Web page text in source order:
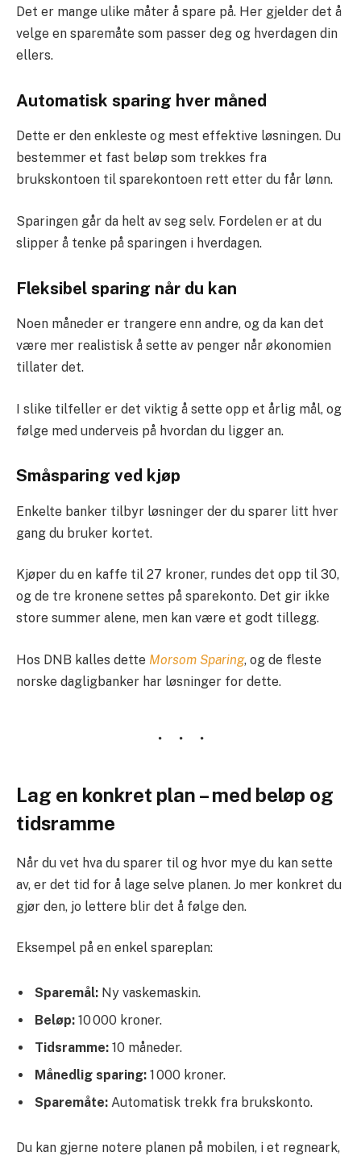
Det er mange ulike måter å spare på. Her gjelder det å
velge en sparemåte som passer deg og hverdagen din
ellers.
Automatisk sparing hver måned
Dette er den enkleste og mest effektive løsningen. Du
bestemmer et fast beløp som trekkes fra
brukskontoen til sparekontoen rett etter du får lønn.
Sparingen går da helt av seg selv. Fordelen er at du
slipper å tenke på sparingen i hverdagen.
Fleksibel sparing når du kan
Noen måneder er trangere enn andre, og da kan det
være mer realistisk å sette av penger når økonomien
tillater det.
I slike tilfeller er det viktig å sette opp et årlig mål, og
følge med underveis på hvordan du ligger an.
Småsparing ved kjøp
Enkelte banker tilbyr løsninger der du sparer litt hver
gang du bruker kortet.
Kjøper du en kaffe til 27 kroner, rundes det opp til 30,
og de tre kronene settes på sparekonto. Det gir ikke
store summer alene, men kan være et godt tillegg.
Hos DNB kalles dette Morsom Sparing, og de fleste
norske dagligbanker har løsninger for dette.
Lag en konkret plan – med beløp og
tidsramme
Når du vet hva du sparer til og hvor mye du kan sette
av, er det tid for å lage selve planen. Jo mer konkret du
gjør den, jo lettere blir det å følge den.
Eksempel på en enkel spareplan:
Sparemål: Ny vaskemaskin.
Beløp: 10 000 kroner.
Tidsramme: 10 måneder.
Månedlig sparing: 1 000 kroner.
Sparemåte: Automatisk trekk fra brukskonto.
Du kan gjerne notere planen på mobilen, i et regneark,